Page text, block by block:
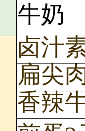
牛奶
卤汁
扁尖
香辣